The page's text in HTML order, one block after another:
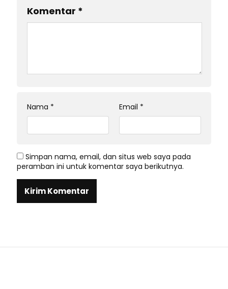
Komentar *
Nama * Email *
Simpan nama, email, dan situs web saya pada
peramban ini untuk komentar saya berikutnya.